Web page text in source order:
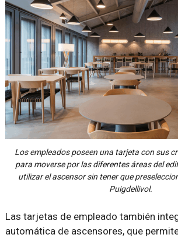
Los empleados poseen una tarjeta con sus
para moverse por las diferentes áreas del
utilizar el ascensor sin tener que
Puigdellivol.
Las tarjetas de empleado también
automática de ascensores, que